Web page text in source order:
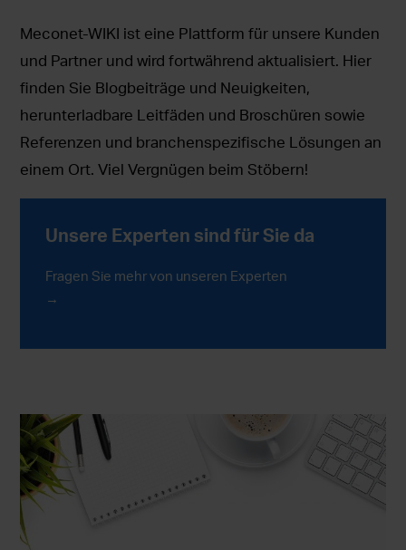
Meconet-WIKI ist eine Plattform für unsere Kunden
und Partner und wird fortwährend aktualisiert. Hier
finden Sie Blogbeiträge und Neuigkeiten,
herunterladbare Leitfäden und Broschüren sowie
Referenzen und branchenspezifische Lösungen an
einem Ort. Viel Vergnügen beim Stöbern!
Unsere Experten sind für Sie da
Fragen Sie mehr von unseren Experten